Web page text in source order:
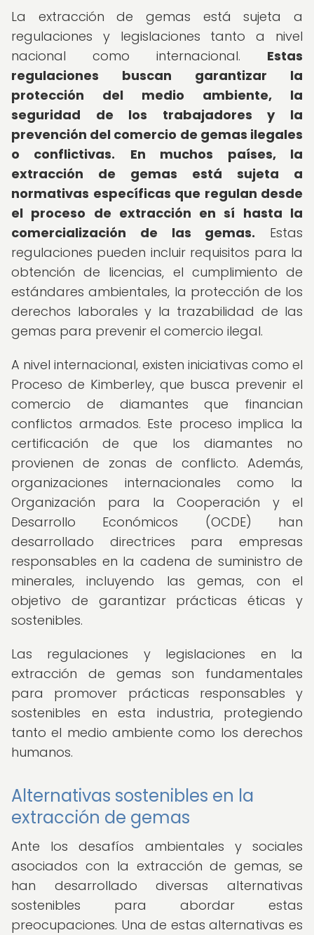
La extracción de gemas está sujeta a
regulaciones y legislaciones tanto a nivel
nacional como internacional. Estas
regulaciones buscan garantizar la
protección del medio ambiente, la
seguridad de los trabajadores y la
prevención del comercio de gemas ilegales
o conflictivas.
En muchos países, la
extracción de gemas está sujeta a
normativas específicas que regulan desde
el proceso de extracción en sí hasta la
comercialización de las gemas. Estas
regulaciones pueden incluir requisitos para la
obtención de licencias, el cumplimiento de
estándares ambientales, la protección de los
derechos laborales y la trazabilidad de las
gemas para prevenir el comercio ilegal.
A nivel internacional, existen iniciativas como el
Proceso de Kimberley, que busca prevenir el
comercio de diamantes que financian
conflictos armados. Este proceso implica la
certificación de que los diamantes no
provienen de zonas de conflicto. Además,
organizaciones internacionales como la
Organización para la Cooperación y el
Desarrollo Económicos (OCDE) han
desarrollado directrices para empresas
responsables en la cadena de suministro de
minerales, incluyendo las gemas, con el
objetivo de garantizar prácticas éticas y
sostenibles.
Las regulaciones y legislaciones en la
extracción de gemas son fundamentales
para promover prácticas responsables y
sostenibles en esta industria, protegiendo
tanto el medio ambiente como los derechos
humanos.
Alternativas sostenibles en la
extracción de gemas
Ante los desafíos ambientales y sociales
asociados con la extracción de gemas, se
han desarrollado diversas alternativas
sostenibles para abordar estas
preocupaciones. Una de estas alternativas es